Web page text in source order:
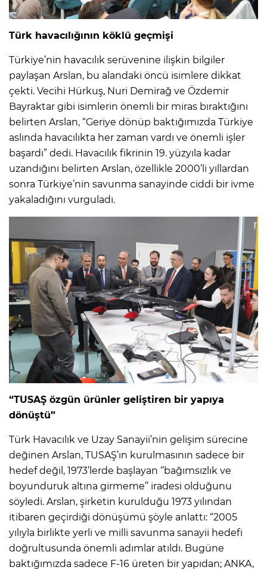
Türk havacılığının köklü geçmişi
Türkiye’nin havacılık serüvenine ilişkin bilgiler
paylaşan Arslan, bu alandaki öncü isimlere dikkat
çekti. Vecihi Hürkuş, Nuri Demirağ ve Özdemir
Bayraktar gibi isimlerin önemli bir miras bıraktığını
belirten Arslan, “Geriye dönüp baktığımızda Türkiye
aslında havacılıkta her zaman vardı ve önemli işler
başardı” dedi. Havacılık fikrinin 19. yüzyıla kadar
uzandığını belirten Arslan, özellikle 2000’li yıllardan
sonra Türkiye’nin savunma sanayinde ciddi bir ivme
yakaladığını vurguladı.
“TUSAŞ özgün ürünler geliştiren bir yapıya
dönüştü”
Türk Havacılık ve Uzay Sanayii’nin gelişim sürecine
değinen Arslan, TUSAŞ’ın kurulmasının sadece bir
hedef değil, 1973’lerde başlayan ‘’bağımsızlık ve
boyunduruk altına girmeme’’ iradesi olduğunu
söyledi. Arslan, şirketin kurulduğu 1973 yılından
itibaren geçirdiği dönüşümü şöyle anlattı: “2005
yılıyla birlikte yerli ve milli savunma sanayii hedefi
doğrultusunda önemli adımlar atıldı. Bugüne
baktığımızda sadece F-16 üreten bir yapıdan; ANKA,